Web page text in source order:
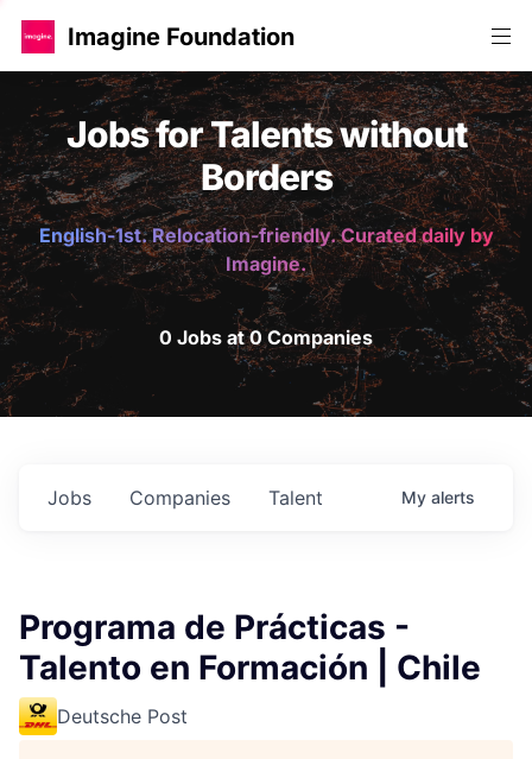
Imagine Foundation
Jobs for Talents without
Borders
English-1st. Relocation-friendly. Curated daily by
Imagine.
0 Jobs at 0 Companies
Jobs Companies Talent My alerts
Programa de Prácticas -
Talento en Formación | Chile
Deutsche Post